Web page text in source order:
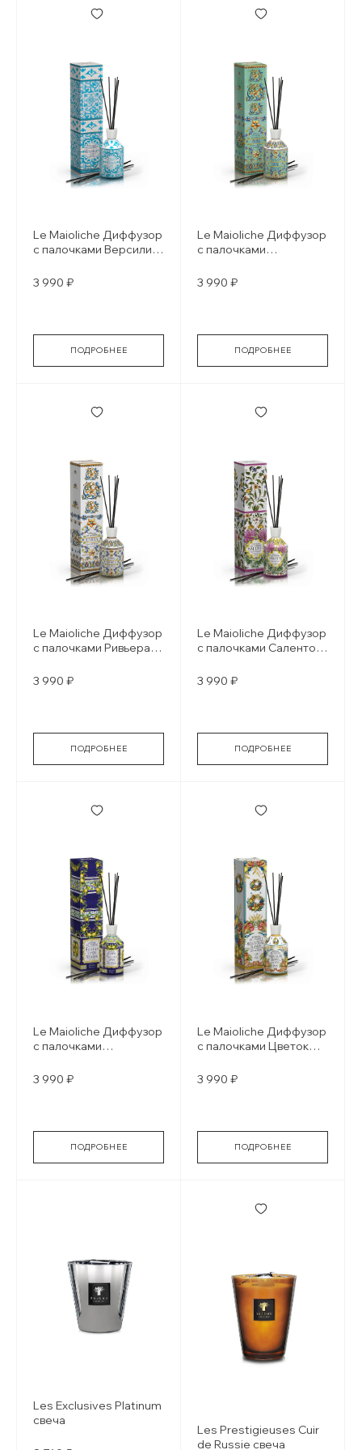
Le Maioliche Диффузор
с палочками Версилия
3 990 ₽
ПОДРОБНЕЕ
Le Maioliche Диффузор
с палочками
of capri
3 990 ₽
ПОДРОБНЕЕ
Le Maioliche Диффузор
с палочками Ривьера /
3 990 ₽
ПОДРОБНЕЕ
Le Maioliche Диффузор
с палочками Саленто /
3 990 ₽
ПОДРОБНЕЕ
Le Maioliche Диффузор
с палочками
Sicilian lemon
3 990 ₽
ПОДРОБНЕЕ
Le Maioliche Диффузор
с палочками Цветок
апельсина / Sicilian
3 990 ₽
ПОДРОБНЕЕ
Les Exclusives Platinum
свеча
Les Prestigieuses Cuir
de Russie свеча